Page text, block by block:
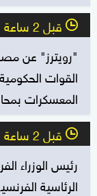
l قبل 2 ساعة
القوات
المعسكرات
l قبل 2 ساعة
رئيس الوزراء
الرئاسية